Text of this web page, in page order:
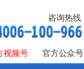
咨询热线
视频号 官方公众号